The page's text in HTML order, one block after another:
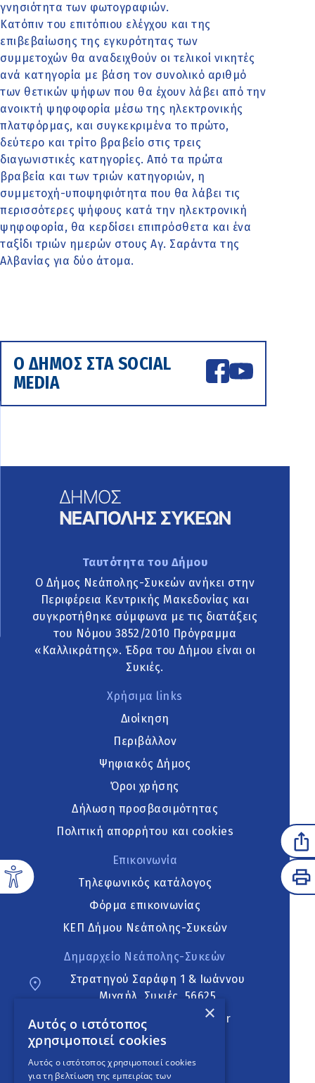
γνησιότητα των φωτογραφιών.
Κατόπιν του επιτόπιου ελέγχου και της
επιβεβαίωσης της εγκυρότητας των
συμμετοχών θα αναδειχθούν οι τελικοί νικητές
ανά κατηγορία με βάση τον συνολικό αριθμό
των θετικών ψήφων που θα έχουν λάβει από την
ανοικτή ψηφοφορία μέσω της ηλεκτρονικής
πλατφόρμας, και συγκεκριμένα το πρώτο,
δεύτερο και τρίτο βραβείο στις τρεις
διαγωνιστικές κατηγορίες. Από τα πρώτα
βραβεία και των τριών κατηγοριών, η
συμμετοχή-υποψηφιότητα που θα λάβει τις
περισσότερες ψήφους κατά την ηλεκτρονική
ψηφοφορία, θα κερδίσει επιπρόσθετα και ένα
ταξίδι τριών ημερών στους Αγ. Σαράντα της
Αλβανίας για δύο άτομα.
Ο ΔΗΜΟΣ ΣΤΑ SOCIAL
MEDIA
Ταυτότητα του Δήμου
Ο Δήμος Νεάπολης-Συκεών ανήκει στην
Περιφέρεια Κεντρικής Μακεδονίας και
συγκροτήθηκε σύμφωνα με τις διατάξεις
του Νόμου 3852/2010 Πρόγραμμα
«Καλλικράτης». Έδρα του Δήμου είναι οι
Συκιές.
Χρήσιμα links
Διοίκηση
Περιβάλλον
Ψηφιακός Δήμος
Όροι χρήσης
Δήλωση προσβασιμότητας
Πολιτική απορρήτου και cookies
Επικοινωνία
Τηλεφωνικός κατάλογος
Φόρμα επικοινωνίας
ΚΕΠ Δήμου Νεάπολης-Συκεών
Δημαρχείο Νεάπολης-Συκεών
Στρατηγού Σαράφη 1 & Ιωάννου
Μιχαήλ, Συκιές, 56625
neapoli.sykies@ddt.gov.gr
Ακολουθήστε
×
Αυτός ο ιστότοπος
χρησιμοποιεί cookies
Αυτός ο ιστότοπος χρησιμοποιεί cookies
για τη βελτίωση της εμπειρίας των